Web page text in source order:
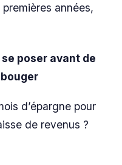
années,
poser avant de
bouger
d’épargne pour
de revenus ?